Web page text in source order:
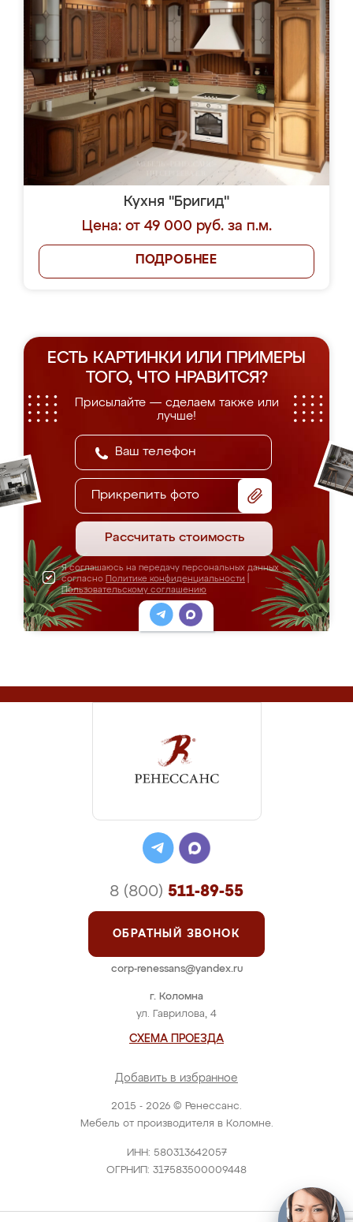
Кухня "Бригид"
Цена: от 49 000 руб. за п.м.
ПОДРОБНЕЕ
ЕСТЬ КАРТИНКИ ИЛИ ПРИМЕРЫ
ТОГО, ЧТО НРАВИТСЯ?
Присылайте — сделаем также или
лучше!
Прикрепить фото
Рассчитать стоимость
Я соглашаюсь на передачу персональных данных
согласно Политике конфиденциальности
Пользовательскому соглашению
2015 - 2026 © Ренессанс.
Мебель от производителя в Коломне.
ИНН: 580313642057
ОГРНИП: 317583500009448
г. Коломна
ул. Гаврилова, 4
СХЕМА ПРОЕЗДА
Добавить в избранное
8 (800) 511-89-55
ОБРАТНЫЙ ЗВОНОК
corp-renessans@yandex.ru